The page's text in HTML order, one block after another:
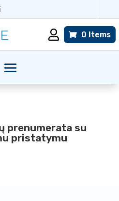
 0 Items
prenumerata su
pristatymu